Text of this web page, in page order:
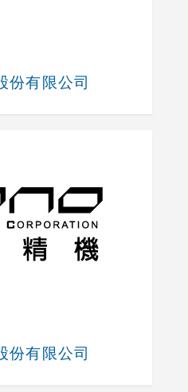
份有限公司
份有限公司